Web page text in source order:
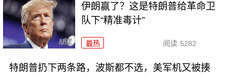
伊朗赢了？这是特朗普给革命卫
队下“精准毒计”
最热 阅读 5282
特朗普扔下两条路，波斯都不选，美军机又被揍